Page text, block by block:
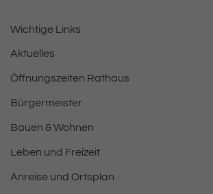
Wichtige Links
Aktuelles
Öffnungszeiten Rathaus
Bürgermeister
Bauen & Wohnen
Leben und Freizeit
Anreise und Ortsplan